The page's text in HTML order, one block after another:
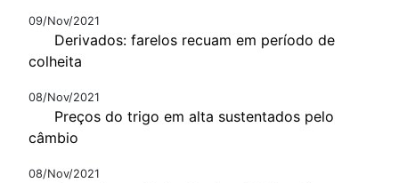
09/Nov/2021
Derivados: farelos recuam em período de
colheita
08/Nov/2021
Preços do trigo em alta sustentados pelo
câmbio
08/Nov/2021